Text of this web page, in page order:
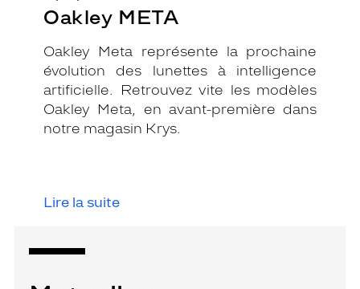
Oakley META
Oakley Meta représente la prochaine
évolution des lunettes à intelligence
artificielle. Retrouvez vite les modèles
Oakley Meta, en avant-première dans
notre magasin Krys.
Lire la suite